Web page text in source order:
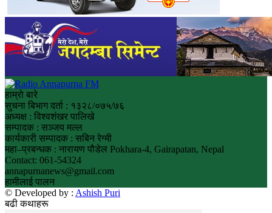
हाम्रो बारे
सुचना बिभाग दर्ता : १३२८/०७५/७६
अध्यक्ष : विश्वशंखर पालिखे
सम्पादक : सञ्जय मल्ल
कार्यकारी सम्पादक : सबिन रेग्मी
महा–प्रबन्धक : नारायण पौडेल Pokhara-4, Gairapatan, Nepal
Contact: 061-54324
annapurnanews@gmail.com
हामीलाई पालन
© Developed by : Ashish Puri
बढी कथाहरू